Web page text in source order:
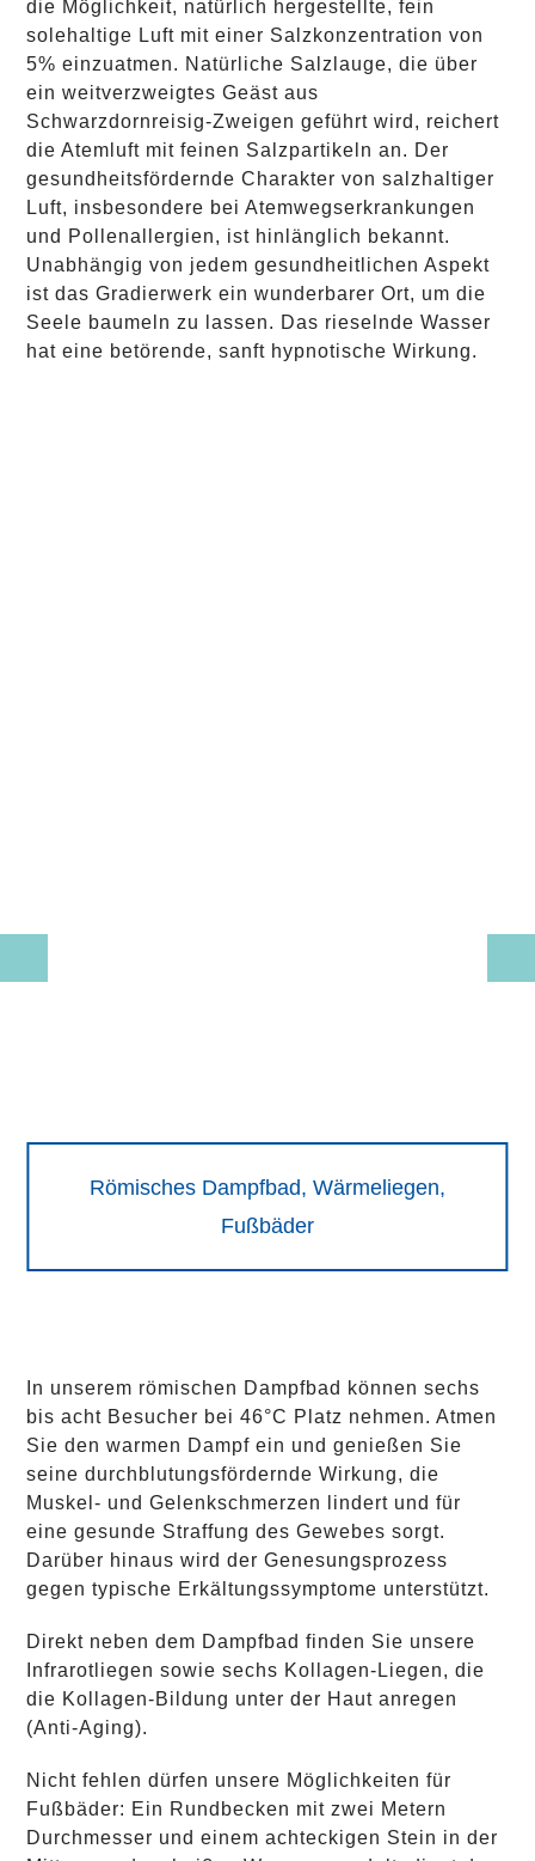
die Möglichkeit, natürlich hergestellte, fein
solehaltige Luft mit einer Salzkonzentration von
5% einzuatmen. Natürliche Salzlauge, die über
ein weitverzweigtes Geäst aus
Schwarzdornreisig-Zweigen geführt wird, reichert
die Atemluft mit feinen Salzpartikeln an. Der
gesundheitsfördernde Charakter von salzhaltiger
Luft, insbesondere bei Atemwegserkrankungen
und Pollenallergien, ist hinlänglich bekannt.
Unabhängig von jedem gesundheitlichen Aspekt
ist das Gradierwerk ein wunderbarer Ort, um die
Seele baumeln zu lassen. Das rieselnde Wasser
hat eine betörende, sanft hypnotische Wirkung.
Römisches Dampfbad, Wärmeliegen,
Fußbäder
In unserem römischen Dampfbad können sechs
bis acht Besucher bei 46°C Platz nehmen. Atmen
Sie den warmen Dampf ein und genießen Sie
seine durchblutungsfördernde Wirkung, die
Muskel- und Gelenkschmerzen lindert und für
eine gesunde Straffung des Gewebes sorgt.
Darüber hinaus wird der Genesungsprozess
gegen typische Erkältungssymptome unterstützt.
Direkt neben dem Dampfbad finden Sie unsere
Infrarotliegen sowie sechs Kollagen-Liegen, die
die Kollagen-Bildung unter der Haut anregen
(Anti-Aging).
Nicht fehlen dürfen unsere Möglichkeiten für
Fußbäder: Ein Rundbecken mit zwei Metern
Durchmesser und einem achteckigen Stein in der